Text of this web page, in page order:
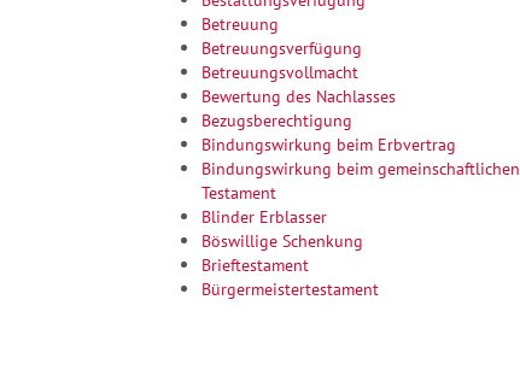
Betreuung
Betreuungsverfügung
Betreuungsvollmacht
Bewertung des Nachlasses
Bezugsberechtigung
Bindungswirkung beim Erbvertrag
Bindungswirkung beim gemeinschaftlichen
Testament
Blinder Erblasser
Böswillige Schenkung
Brieftestament
Bürgermeistertestament